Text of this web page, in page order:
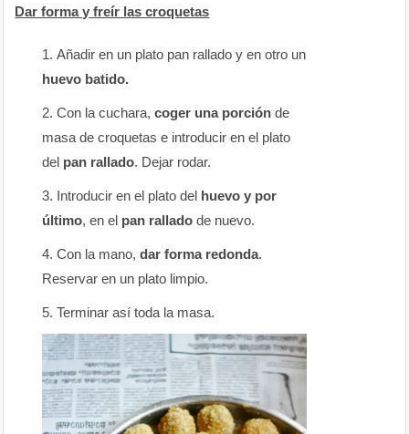
Dar forma y freír las croquetas
Añadir en un plato pan rallado y en otro un
huevo batido.
Con la cuchara,coger una porción de
masa de croquetas e introducir en el plato
del pan rallado. Dejar rodar.
Introducir en el plato del huevo y por
último, en el pan rallado de nuevo.
Con la mano,dar forma redonda.
Reservar en un plato limpio.
Terminar así toda la masa.